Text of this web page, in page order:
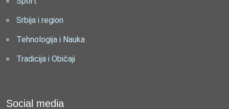
Srbija i region
Tehnologija i Nauka
Tradicija i Običaji
Social media